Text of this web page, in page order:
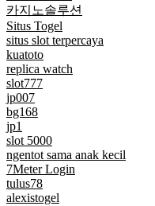
카지노솔루션
Situs Togel
situs slot terpercaya
kuatoto
replica watch
slot777
jp007
bg168
jp1
slot 5000
ngentot sama anak kecil
7Meter Login
tulus78
alexistogel